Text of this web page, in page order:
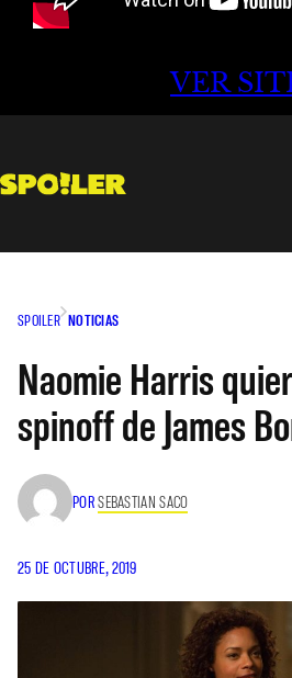
VER
SPOILER NOTICIAS
Naomie Harris
spinoff de James
PORSEBASTIAN SACO
25 DE OCTUBRE, 2019